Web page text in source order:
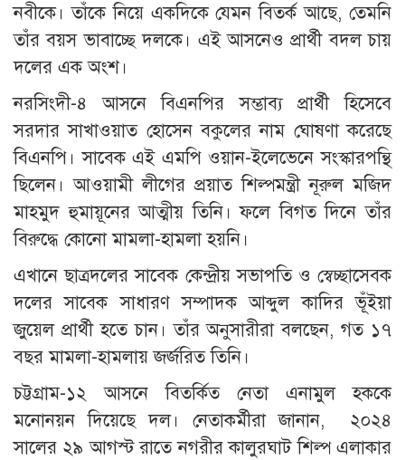
নবীকে। তাঁকে নিয়ে একদিকে যেমন বিতর্ক আছে, তেমনি
তাঁর বয়স ভাবাচ্ছে দলকে। এই আসনেও প্রার্থী বদল চায়
দলের এক অংশ।
নরসিংদী-৪ আসনে বিএনপির সম্ভাব্য প্রার্থী হিসেবে
সরদার সাখাওয়াত হোসেন বকুলের নাম ঘোষণা করেছে
বিএনপি। সাবেক এই এমপি ওয়ান-ইলেভেনে সংস্কারপন্থি
ছিলেন। আওয়ামী লীগের প্রয়াত শিল্পমন্ত্রী নূরুল মজিদ
মাহমুদ হুমায়ূনের আত্মীয় তিনি। ফলে বিগত দিনে তাঁর
বিরুদ্ধে কোনো মামলা-হামলা হয়নি।
এখানে ছাত্রদলের সাবেক কেন্দ্রীয় সভাপতি ও স্বেচ্ছাসেবক
দলের সাবেক সাধারণ সম্পাদক আব্দুল কাদির ভূঁইয়া
জুয়েল প্রার্থী হতে চান। তাঁর অনুসারীরা বলছেন, গত ১৭
বছর মামলা-হামলায় জর্জরিত তিনি।
চট্টগ্রাম-১২ আসনে বিতর্কিত নেতা এনামুল হককে
মনোনয়ন দিয়েছে দল। নেতাকর্মীরা জানান, ২০২৪
সালের ২৯ আগস্ট রাতে নগরীর কালুরঘাট শিল্প এলাকার